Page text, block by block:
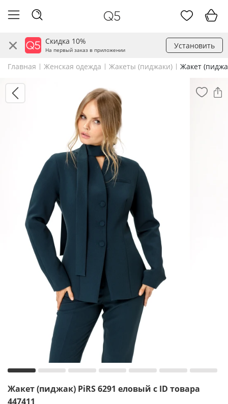
Скидка 10%
На первый заказ в приложении Установить
Главная Женская одежда Жакеты (пиджаки) Жакет
Жакет (пиджак) PiRS 6291 еловый с ID товара
447411